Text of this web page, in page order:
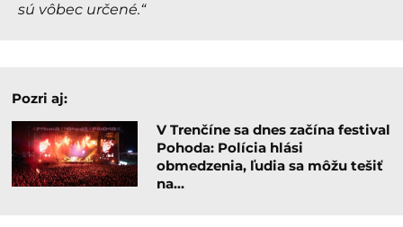
sú vôbec určené.“
Pozri aj:
V Trenčíne sa dnes začína festival
Pohoda: Polícia hlási
obmedzenia, ľudia sa môžu tešiť
na…